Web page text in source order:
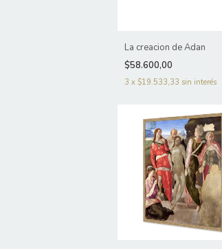
La creacion de Adan
$58.600,00
3 x $19.533,33 sin interés